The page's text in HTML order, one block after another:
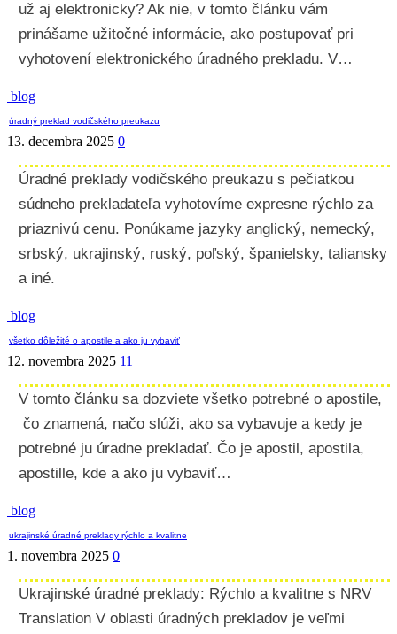
už aj elektronicky? Ak nie, v tomto článku vám
prinášame užitočné informácie, ako postupovať pri
vyhotovení elektronického úradného prekladu. V…
blog
úradný preklad vodičského preukazu
13. decembra 2025 0
Úradné preklady vodičského preukazu s pečiatkou
súdneho prekladateľa vyhotovíme expresne rýchlo za
priaznivú cenu. Ponúkame jazyky anglický, nemecký,
srbský, ukrajinský, ruský, poľský, španielsky, taliansky
a iné.
blog
všetko dôležité o apostile a ako ju vybaviť
12. novembra 2025 11
V tomto článku sa dozviete všetko potrebné o apostile,
čo znamená, načo slúži, ako sa vybavuje a kedy je
potrebné ju úradne prekladať. Čo je apostil, apostila,
apostille, kde a ako ju vybaviť…
blog
ukrajinské úradné preklady rýchlo a kvalitne
1. novembra 2025 0
Ukrajinské úradné preklady: Rýchlo a kvalitne s NRV
Translation V oblasti úradných prekladov je veľmi